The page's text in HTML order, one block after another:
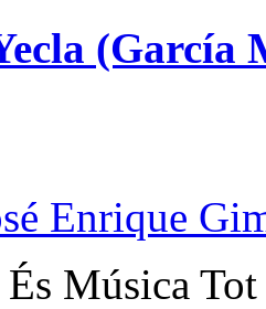
(García
Enrique
Música